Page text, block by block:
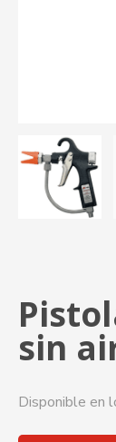
sin
Disponible en